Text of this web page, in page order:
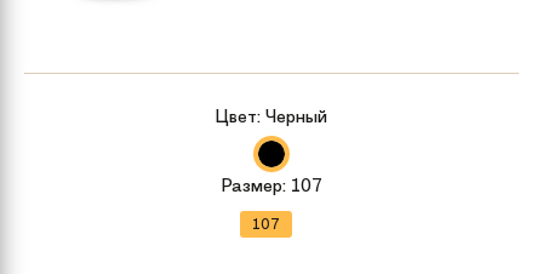
Цвет: Черный
Размер: 107
107